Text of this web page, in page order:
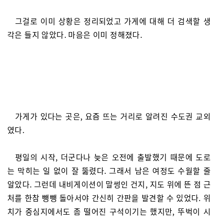
그걸로 이미 상황은 정리되었고 가게에 대해 더 검색할 생
각은 들지 않았다. 마음은 이미 정해졌다.
가게가 있다는 곳은, 요즘 뜨는 거리로 알려진 수도권 교외
였다.
평일의 시작, 더군다나 늦은 오전에 출발했기 때문에 도로
는 막히는 일 없이 잘 뚫렸다. 그래서 남은 여정도 수월할 줄
알았다. 그런데 내비게이션이 말썽인 건지, 지도 위에 뜬 점 근
처를 한참 뺑뺑 돌아서야 간신히 간판을 발견할 수 있었다. 위
치가 중심지에서도 좀 떨어진 구석이기는 했지만, 뚜벅이 시